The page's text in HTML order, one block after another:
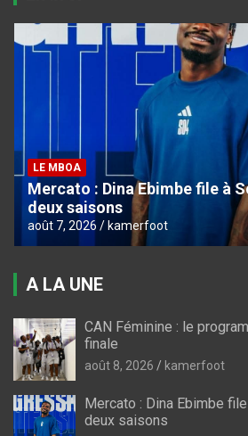
LE MBOA
Mercato : Dina Ebimbe file à
deux saisons
août 7, 2026 kamerfoot
A LA UNE
CAN Féminine : le
finale
août 8, 2026 kamerfoot
Mercato : Dina Ebimbe
deux saisons